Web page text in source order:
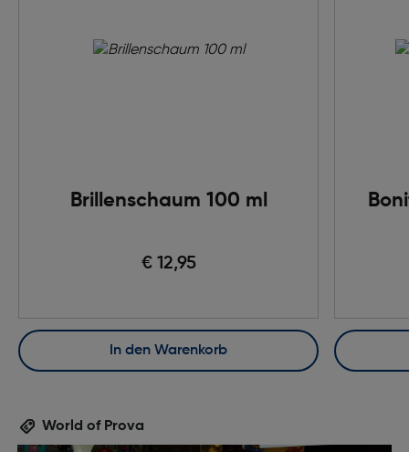
Brillenschaum 100 ml
€ 12,95
In den Warenkorb
World of Prova